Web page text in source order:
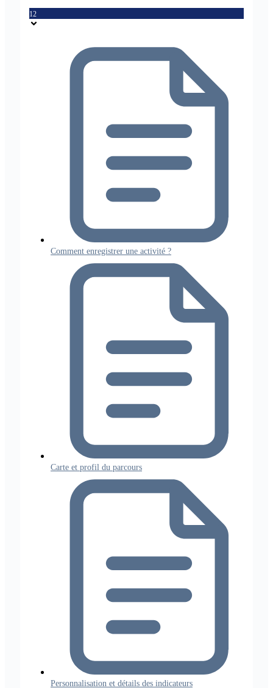
12
Comment enregistrer une activité ?
Carte et profil du parcours
Personnalisation et détails des indicateurs